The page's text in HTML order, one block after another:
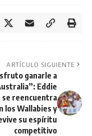
ARTÍCULO SIGUIENTE
ganarle a
Eddie
se reencuentra
los Wallabies y
su espíritu
competitivo